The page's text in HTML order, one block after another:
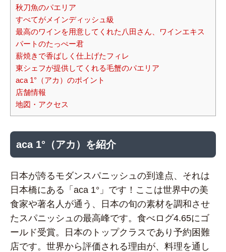
秋刀魚のパエリア
すべてがメインディッシュ級
最高のワインを用意してくれた八田さん、ワインエキス
パートのたっぺー君
薪焼きで香ばしく仕上げたフィレ
東シェフが提供してくれる毛蟹のパエリア
aca 1°（アカ）のポイント
店舗情報
地図・アクセス
aca 1°（アカ）を紹介
日本が誇るモダンスパニッシュの到達点、それは
日本橋にある「aca 1°」です！ここは世界中の美
食家や著名人が通う、日本の旬の素材を調和させ
たスパニッシュの最高峰です。食べログ4.65にゴ
ールド受賞。日本のトップクラスであり予約困難
店です。世界から評価される理由が、料理を通し